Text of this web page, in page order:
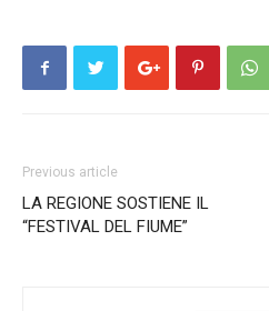
Previous article
LA REGIONE SOSTIENE IL
“FESTIVAL DEL FIUME”